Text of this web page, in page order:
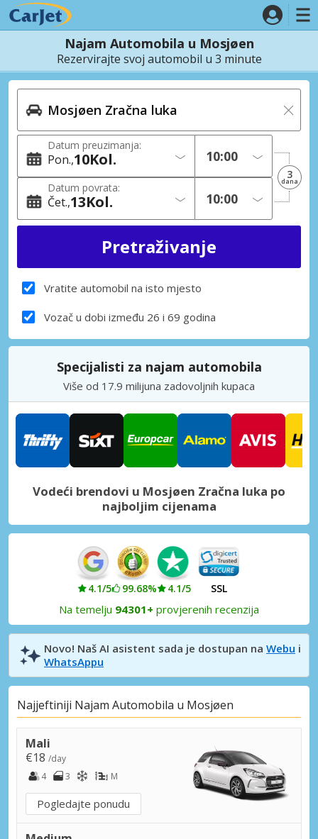
Najam Automobila u Mosjøen
Rezervirajte svoj automobil u 3 minute
Datum preuzimanja:
Pon. 10Kol.
Datum povrata:
Čet. 13Kol.
3
dana
Vratite automobil na isto mjesto
Vozač u dobi između 26 i 69 godina
Specijalisti za najam automobila
Više od 17.9 milijuna zadovoljnih kupaca
Vodeći brendovi u Mosjøen Zračna luka po
najboljim cijenama
4.1/5 99.68% 4.1/5 SSL
Na temelju 94301+ provjerenih recenzija
Novo! Naš AI asistent sada je dostupan na Webu i
WhatsAppu
Najjeftiniji Najam Automobila u Mosjøen
Mali
€18 /day
4
3 M
Pogledajte ponudu